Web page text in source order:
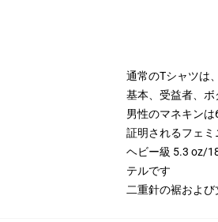
通常のTシャツは
基本、受益者、
男性のマネキン
証明されるフェ
ヘビー級 5.3 oz/
テルです
二重針の裾およ